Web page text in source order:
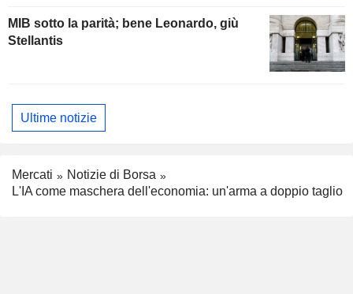
MIB sotto la parità; bene Leonardo, giù
Stellantis
Ultime notizie
Mercati
Notizie di Borsa
L'IA come maschera dell'economia: un'arma a doppio taglio